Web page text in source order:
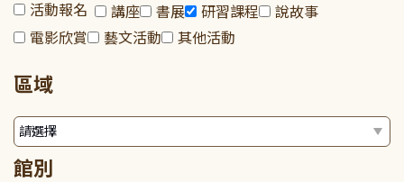
活動報名 講座 書展 研習課程
說故事
電影欣賞
藝文活動 其他活動
區域
館別